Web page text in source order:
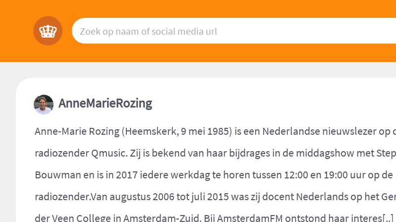
AnneMarieRozing
Anne-Marie Rozing (Heemskerk, 9 mei 1985) is een Nederlandse nieuwslezer op
radiozender Qmusic. Zij is bekend van haar bijdrages in de middagshow met
Bouwman en is in 2017 iedere werkdag te horen tussen 12:00 en 19:00 uur op de
radiozender.Van augustus 2006 tot juli 2015 was zij docent Nederlands op het
der Veen College in Amsterdam-Zuid. Bij AmsterdamFM ontstond haar